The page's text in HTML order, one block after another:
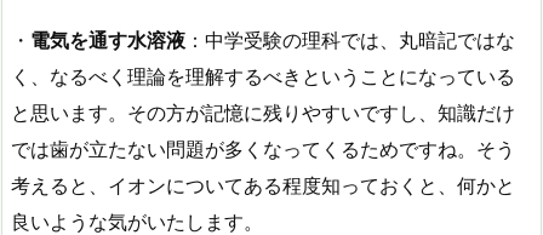
・ 電気を通す水溶液 ：中学受験の理科では、丸暗記ではな
く、なるべく理論を理解するべきということになっている
と思います。その方が記憶に残りやすいですし、知識だけ
では歯が立たない問題が多くなってくるためですね。そう
考えると、イオンについてある程度知っておくと、何かと
良いような気がいたします。